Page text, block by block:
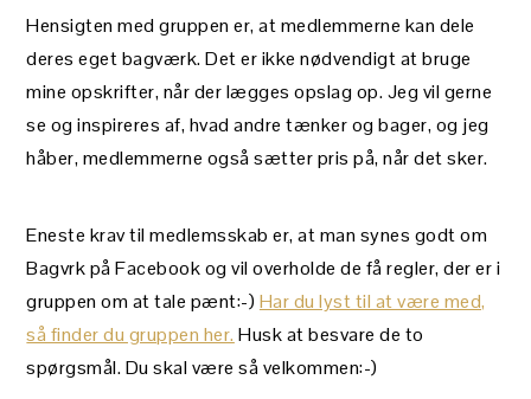
Hensigten med gruppen er, at medlemmerne kan dele
deres eget bagværk. Det er ikke nødvendigt at bruge
mine opskrifter, når der lægges opslag op. Jeg vil gerne
se og inspireres af, hvad andre tænker og bager, og jeg
håber, medlemmerne også sætter pris på, når det sker.
Eneste krav til medlemsskab er, at man synes godt om
Bagvrk på Facebook og vil overholde de få regler, der er i
gruppen om at tale pænt:-) Har du lyst til at være med,
så finder du gruppen her. Husk at besvare de to
spørgsmål. Du skal være så velkommen:-)